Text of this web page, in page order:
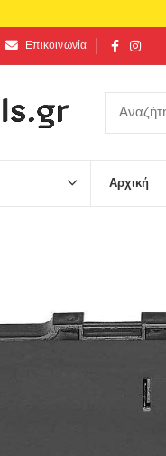
Επικοινωνία
Αρχική